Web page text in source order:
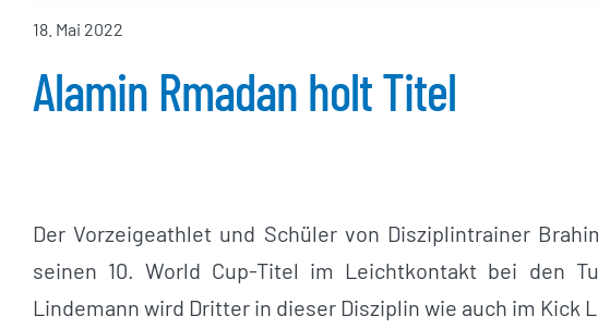
18. Mai 2022
Alamin Rmadan holt Titel
Der Vorzeigeathlet und Schüler von Disziplintrainer
seinen 10. World Cup-Titel im Leichtkontakt bei den
Lindemann wird Dritter in dieser Disziplin wie auch im Kick